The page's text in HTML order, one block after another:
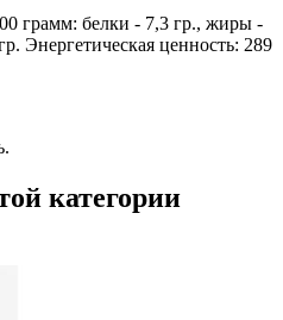
грамм: белки - 7,3 гр., жиры -
Энергетическая ценность: 289
категории